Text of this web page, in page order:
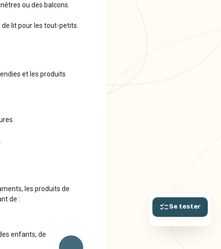
Se tester
ou des balcons.
lit pour les tout-petits.
et les produits
les produits de
de :
enfants, de